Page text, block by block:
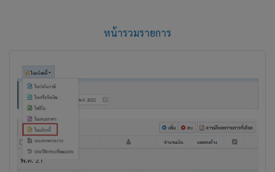
หน้ารวมรายการ